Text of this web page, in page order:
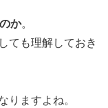
か。
ても理解しておき
りますよね。